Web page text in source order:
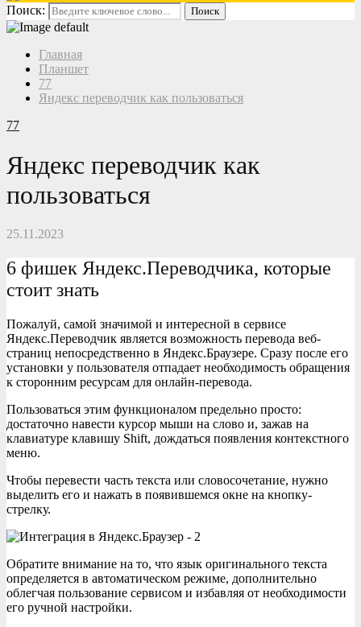
Поиск: Поиск
Главная
Планшет
77
Яндекс переводчик как пользоваться
77
Яндекс переводчик как
пользоваться
25.11.2023
6 фишек Яндекс.Переводчика, которые
стоит знать
Пожалуй, самой значимой и интересной в сервисе
Яндекс.Переводчик является возможность перевода веб-
страниц непосредственно в Яндекс.Браузере. Сразу после его
установки у пользователя отпадает необходимость обращения
к сторонним ресурсам для онлайн-перевода.
Пользоваться этим функционалом предельно просто:
достаточно навести курсор мыши на слово и, зажав на
клавиатуре клавишу Shift, дождаться появления контекстного
меню.
Чтобы перевести часть текста или словосочетание, нужно
выделить его и нажать в появившемся окне на кнопку-
стрелку.
Обратите внимание на то, что язык оригинального текста
определяется в автоматическом режиме, дополнительно
облегчая пользование сервисом и избавляя от необходимости
его ручной настройки.